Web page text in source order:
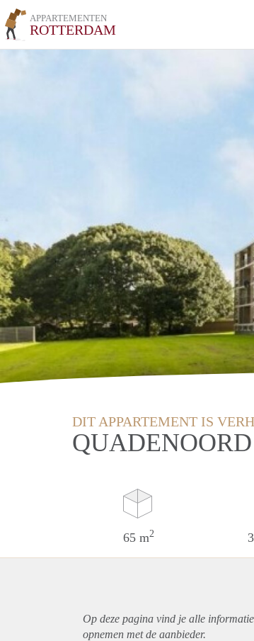
APPARTEMENTEN
ROTTERDAM
DIT APPARTEMENT IS
65 m2
Op deze pagina vind je alle
opnemen met de aanbieder.